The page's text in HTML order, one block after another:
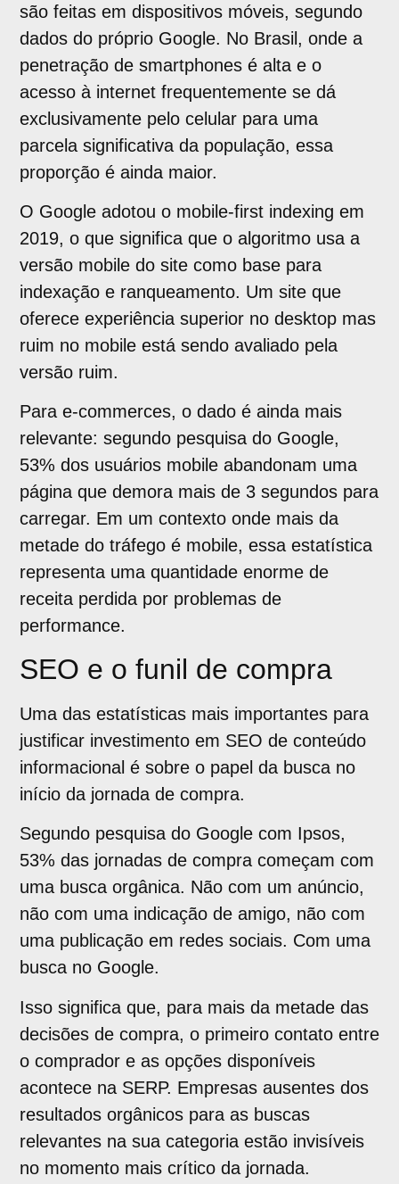
são feitas em dispositivos móveis, segundo
dados do próprio Google. No Brasil, onde a
penetração de smartphones é alta e o
acesso à internet frequentemente se dá
exclusivamente pelo celular para uma
parcela significativa da população, essa
proporção é ainda maior.
O Google adotou o mobile-first indexing em
2019, o que significa que o algoritmo usa a
versão mobile do site como base para
indexação e ranqueamento. Um site que
oferece experiência superior no desktop mas
ruim no mobile está sendo avaliado pela
versão ruim.
Para e-commerces, o dado é ainda mais
relevante: segundo pesquisa do Google,
53% dos usuários mobile abandonam uma
página que demora mais de 3 segundos para
carregar. Em um contexto onde mais da
metade do tráfego é mobile, essa estatística
representa uma quantidade enorme de
receita perdida por problemas de
performance.
SEO e o funil de compra
Uma das estatísticas mais importantes para
justificar investimento em SEO de conteúdo
informacional é sobre o papel da busca no
início da jornada de compra.
Segundo pesquisa do Google com Ipsos,
53% das jornadas de compra começam com
uma busca orgânica. Não com um anúncio,
não com uma indicação de amigo, não com
uma publicação em redes sociais. Com uma
busca no Google.
Isso significa que, para mais da metade das
decisões de compra, o primeiro contato entre
o comprador e as opções disponíveis
acontece na SERP. Empresas ausentes dos
resultados orgânicos para as buscas
relevantes na sua categoria estão invisíveis
no momento mais crítico da jornada.